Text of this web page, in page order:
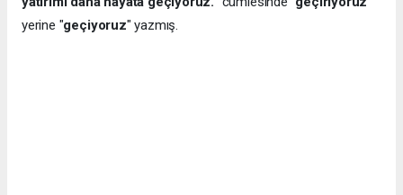
yerine "geçiyoruz" yazmış.